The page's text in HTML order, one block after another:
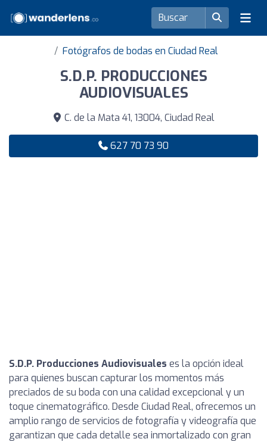
Fotógrafos de bodas en Ciudad Real
S.D.P. PRODUCCIONES
AUDIOVISUALES
C. de la Mata 41, 13004, Ciudad Real
627 70 73 90
S.D.P. Producciones Audiovisuales es la opción ideal
para quienes buscan capturar los momentos más
preciados de su boda con una calidad excepcional y un
toque cinematográfico. Desde Ciudad Real, ofrecemos un
amplio rango de servicios de fotografía y videografía que
garantizan que cada detalle sea inmortalizado con gran